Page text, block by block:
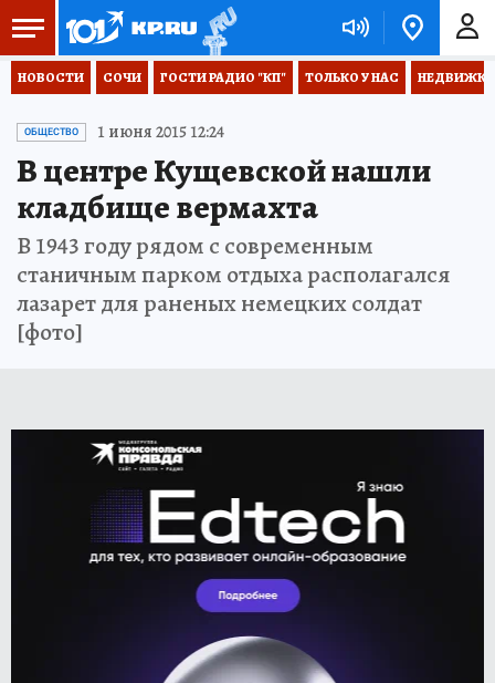
НОВОСТИ СОЧИ ГОСТИ РАДИО "КП" ТОЛЬКО У НАС НЕДВИЖКА
ОБЩЕСТВО 1 июня 2015 12:24
В центре Кущевской нашли
кладбище вермахта
В 1943 году рядом с современным
станичным парком отдыха располагался
лазарет для раненых немецких солдат
[фото]